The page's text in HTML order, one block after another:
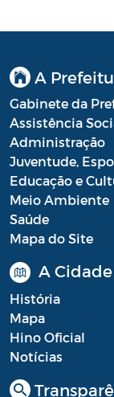
A
Gabinete da
Assistência
Administração
Juventude,
Educação e
Meio Ambiente
Saúde
Mapa do Site
A Cidade
História
Mapa
Hino Oficial
Notícias